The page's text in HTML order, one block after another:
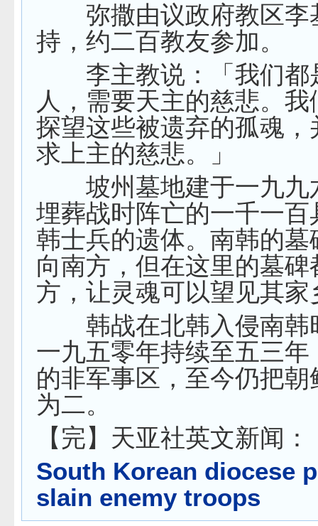
弥撒由议政府教区李
持，约二百教友参加。
李主教说：「我们都
人，需要天主的慈悲。
探望这些被遗弃的孤魂，
求上主的慈悲。」
坡州墓地建于一九九
埋葬战时阵亡的一千一百
韩士兵的遗体。南韩的墓
向南方，但在这里的墓碑
方，让灵魂可以望见其家
韩战在北韩入侵南韩
一九五零年持续至五三年
的非军事区，至今仍把朝
为二。
【完】天亚社英文新闻：
South Korean diocese
slain enemy troops